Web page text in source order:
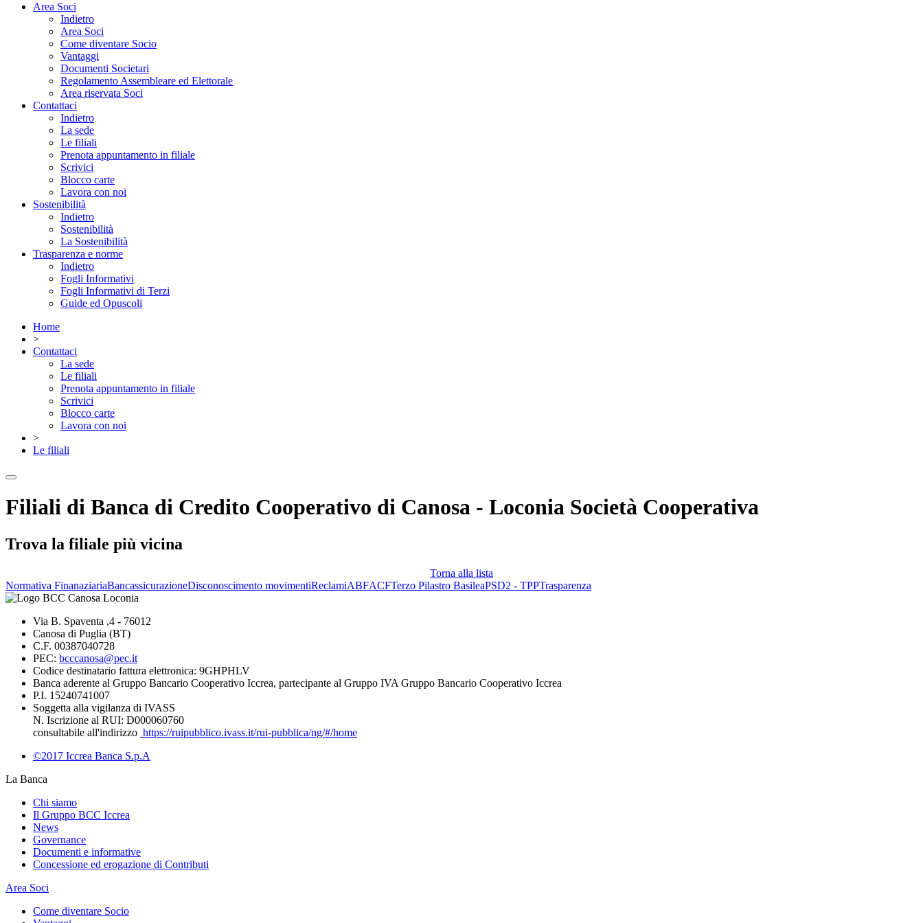
Area Soci
Indietro
Area Soci
Come diventare Socio
Vantaggi
Documenti Societari
Regolamento Assembleare ed Elettorale
Area riservata Soci
Contattaci
Indietro
La sede
Le filiali
Prenota appuntamento in filiale
Scrivici
Blocco carte
Lavora con noi
Sostenibilità
Indietro
Sostenibilità
La Sostenibilità
Trasparenza e norme
Indietro
Fogli Informativi
Fogli Informativi di Terzi
Guide ed Opuscoli
Home
>
Contattaci
La sede
Le filiali
Prenota appuntamento in filiale
Scrivici
Blocco carte
Lavora con noi
>
Le filiali
Filiali di Banca di Credito Cooperativo di Canosa - Loconia Società Cooperativa
Trova la filiale più vicina
Torna alla lista
Normativa FinanaziariaBancassicurazioneDisconoscimento movimentiReclamiABFACFTerzo Pilastro BasileaPSD2 - TPPTrasparenza
Via B. Spaventa ,4 - 76012
Canosa di Puglia (BT)
C.F. 00387040728
PEC: bcccanosa@pec.it
Codice destinatario fattura elettronica: 9GHPHLV
Banca aderente al Gruppo Bancario Cooperativo Iccrea, partecipante al Gruppo IVA Gruppo Bancario Cooperativo Iccrea
P.I. 15240741007
Soggetta alla vigilanza di IVASS
N. Iscrizione al RUI: D000060760
consultabile all'indirizzo https://ruipubblico.ivass.it/rui-pubblica/ng/#/home
©2017 Iccrea Banca S.p.A
La Banca
Chi siamo
Il Gruppo BCC Iccrea
News
Governance
Documenti e informative
Concessione ed erogazione di Contributi
Area Soci
Come diventare Socio